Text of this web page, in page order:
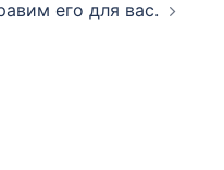
его для вас.